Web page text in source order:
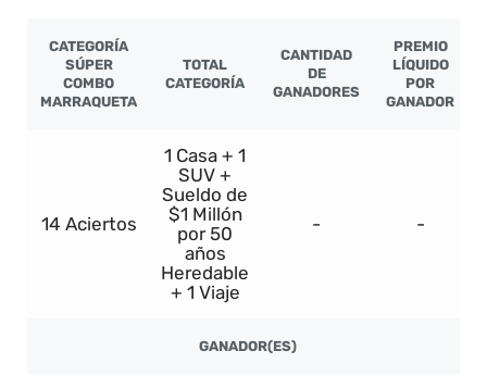
CATEGORÍA
SÚPER
COMBO
MARRAQUETA
TOTAL
CATEGORÍA
CANTIDAD
DE
GANADORES
PREMIO
LÍQUIDO
POR
GANADOR
14 Aciertos
1 Casa + 1
SUV +
Sueldo de
$1 Millón
por 50
años
Heredable
+ 1 Viaje
- -
GANADOR(ES)